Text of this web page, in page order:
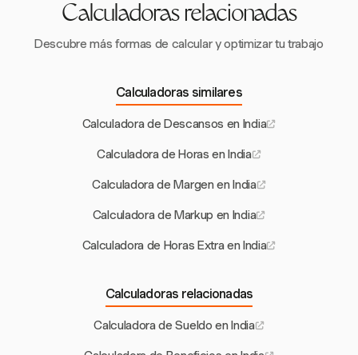
Calculadoras relacionadas
Descubre más formas de calcular y optimizar tu trabajo
Calculadoras similares
Calculadora de Descansos en India
Calculadora de Horas en India
Calculadora de Margen en India
Calculadora de Markup en India
Calculadora de Horas Extra en India
Calculadoras relacionadas
Calculadora de Sueldo en India